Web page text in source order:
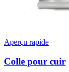
Aperçu rapide
Colle pour cuir